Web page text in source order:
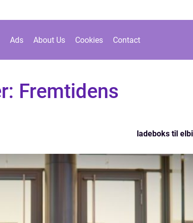
Ads About Us Cookies Contact
Fremtidens
ladeboks til